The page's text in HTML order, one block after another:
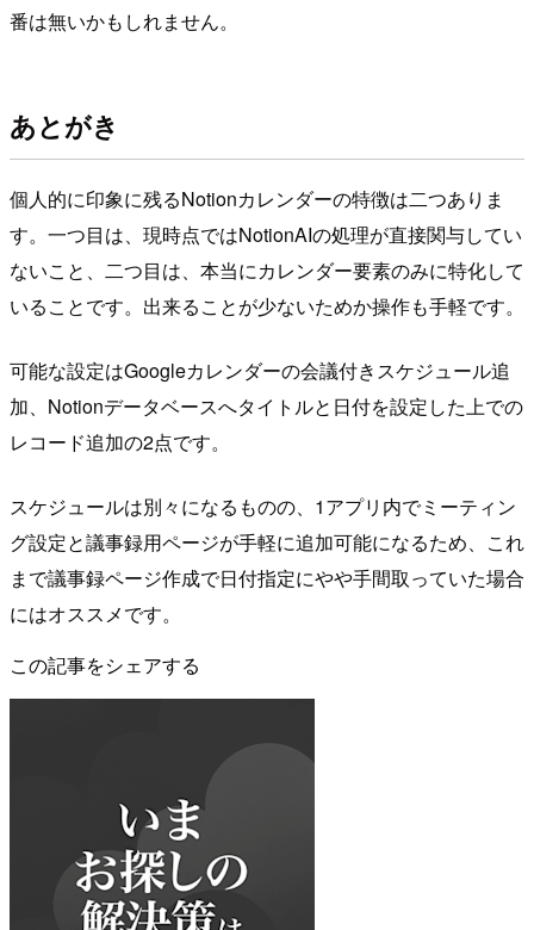
番は無いかもしれません。
あとがき
個人的に印象に残るNotionカレンダーの特徴は二つありま
す。一つ目は、現時点ではNotionAIの処理が直接関与してい
ないこと、二つ目は、本当にカレンダー要素のみに特化して
いることです。出来ることが少ないためか操作も手軽です。
可能な設定はGoogleカレンダーの会議付きスケジュール追
加、Notionデータベースへタイトルと日付を設定した上での
レコード追加の2点です。
スケジュールは別々になるものの、1アプリ内でミーティン
グ設定と議事録用ページが手軽に追加可能になるため、これ
まで議事録ページ作成で日付指定にやや手間取っていた場合
にはオススメです。
この記事をシェアする